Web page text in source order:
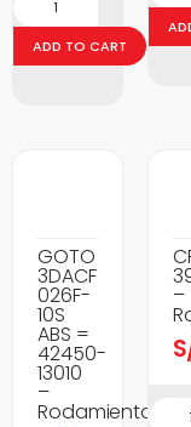
ADD TO CART
GOTO
3DACF
026F-
10S
ABS =
42450-
13010
–
Rodamientos
–